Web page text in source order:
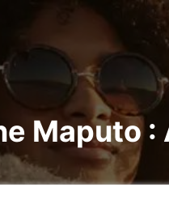
Maputo :